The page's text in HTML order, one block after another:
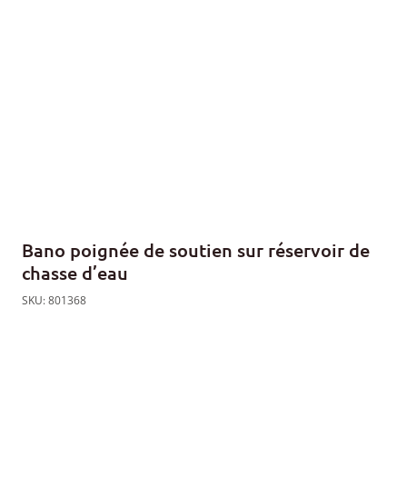
Bano poignée de soutien sur réservoir de
chasse d’eau
SKU: 801368